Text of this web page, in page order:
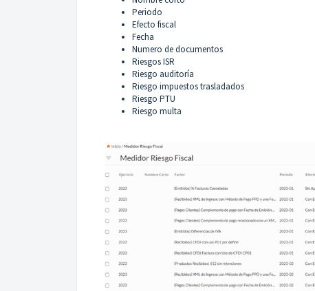
Periodo
Efecto fiscal
Fecha
Numero de documentos
Riesgos ISR
Riesgo auditoría
Riesgo impuestos trasladados
Riesgo PTU
Riesgo multa